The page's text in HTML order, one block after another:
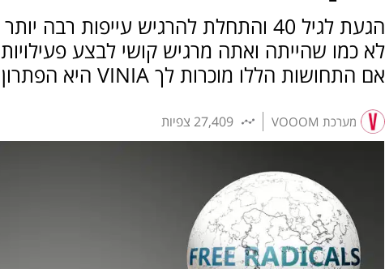
הגעת לגיל 40 והתחלת להרגיש עייפות
לא כמו שהייתה ואתה מרגיש קושי לבצע
אם התחושות הללו מוכרות לך VINIA היא הפתרון המושלם עבורך!
מערכת VOOOM 27,409 צפיות